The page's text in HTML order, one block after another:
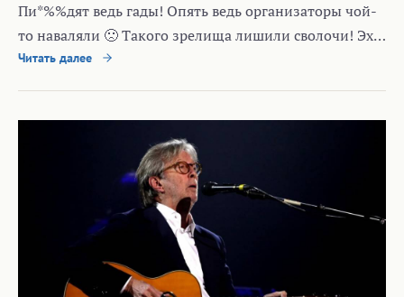
Пи*%%дят ведь гады! Опять ведь организаторы чой-
то наваляли 🙁 Такого зрелища лишили сволочи! Эх…
Читать далее